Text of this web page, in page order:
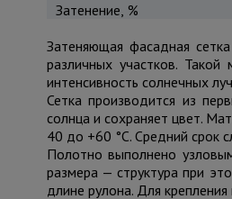
Затенение, %
Затеняющая фасадная
различных участков.
интенсивность солнечных
Сетка производится из
солнца и сохраняет цвет.
40 до +60 °C. Средний срок
Полотно выполнено
размера — структура при
длине рулона. Для